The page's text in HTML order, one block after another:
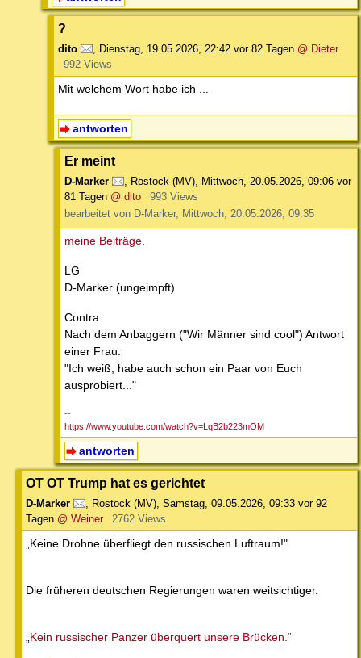
?
dito , Dienstag, 19.05.2026, 22:42 vor 82 Tagen @ Dieter
992 Views
Mit welchem Wort habe ich ...
antworten
Er meint
D-Marker , Rostock (MV), Mittwoch, 20.05.2026, 09:06 vor
81 Tagen @ dito
993 Views
bearbeitet von D-Marker, Mittwoch, 20.05.2026, 09:35
meine Beiträge
LG
D-Marker (ungeimpft)
Contra:
Nach dem Anbaggern ("Wir Männer sind cool") Antwort
einer Frau:
"Ich weiß, habe auch schon ein Paar von Euch
ausprobiert..."
--
https://www.youtube.com/watch?v=LqB2b223mOM
antworten
OT OT Trump hat es gerichtet
D-Marker Rostock (MV) Samstag, 09.05.2026, 09:33 vor 92
Tagen @ Weiner 2762 Views
„Keine Drohne überfliegt den russischen Luftraum!"
Die früheren deutschen Regierungen waren weitsichtiger.
Kein russischer Panzer überquert unsere Brücken. “